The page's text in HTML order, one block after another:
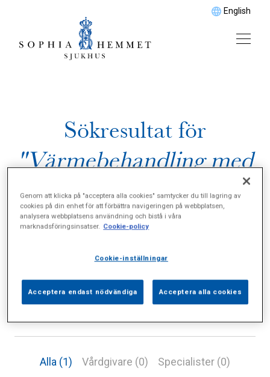
English
Sökresultat för
"Värmebehandling med
elektromagnetiskt ljus,
biolight"
Alla (1) Vårdgivare (0) Specialister (0)
Genom att klicka på "acceptera alla cookies" samtycker du till lagring av
cookies på din enhet för att förbättra navigeringen på webbplatsen,
analysera webbplatsens användning och bistå i våra
marknadsföringsinsatser. Cookie-policy
Cookie-inställningar
Acceptera endast nödvändiga Acceptera alla cookies